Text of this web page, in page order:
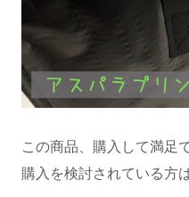
この商品、購入して満足
購入を検討されている方